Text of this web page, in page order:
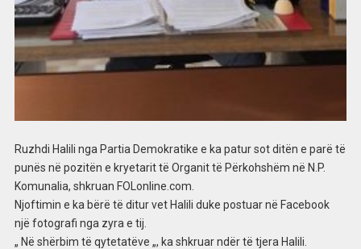
Ruzhdi Halili nga Partia Demokratike e ka patur sot ditën e parë të
punës në pozitën e kryetarit të Organit të Përkohshëm në N.P.
Komunalia, shkruan FOLonline.com.
Njoftimin e ka bërë të ditur vet Halili duke postuar në Facebook
një fotografi nga zyra e tij.
„ Në shërbim të qytetatëve „, ka shkruar ndër të tjera Halili.